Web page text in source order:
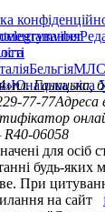
telegramviber
БельгіяМЛС
Юнацька
пл. Галицька,
77-77Адреса
R40-06058
для осіб
будь-яких
При
на сайт